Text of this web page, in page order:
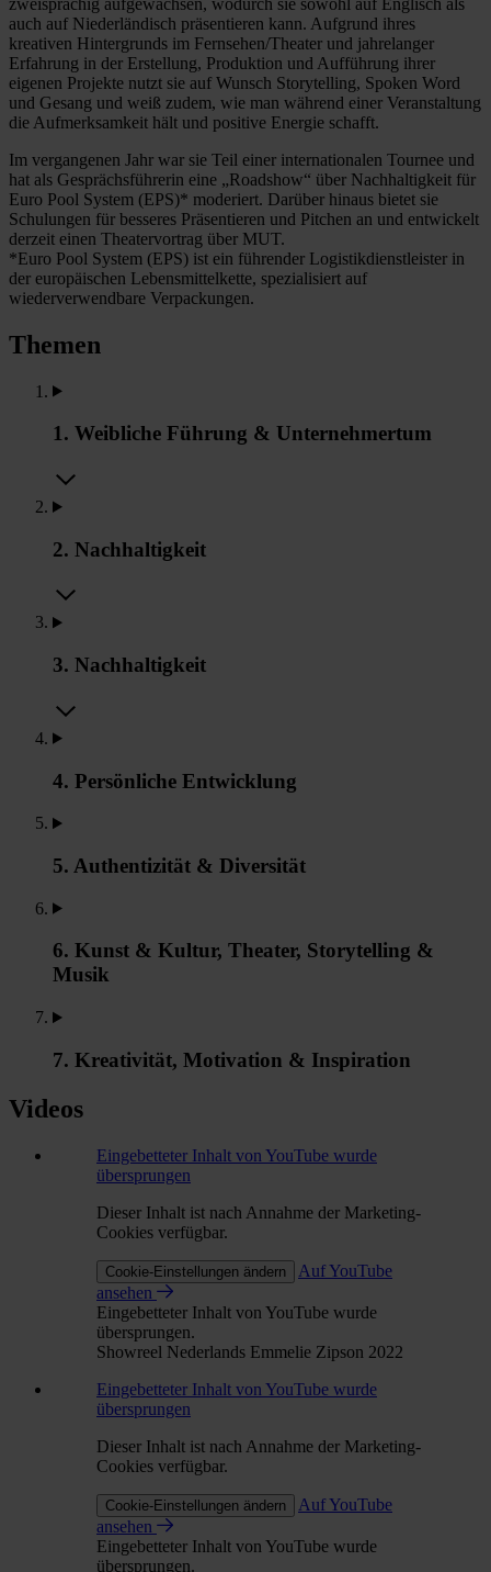
auch auf Niederländisch präsentieren kann. Aufgrund ihres
kreativen Hintergrunds im Fernsehen/Theater und jahrelanger
Erfahrung in der Erstellung, Produktion und Aufführung ihrer
eigenen Projekte nutzt sie auf Wunsch Storytelling, Spoken Word
und Gesang und weiß zudem, wie man während einer Veranstaltung
die Aufmerksamkeit hält und positive Energie schafft.
Im vergangenen Jahr war sie Teil einer internationalen Tournee und
hat als Gesprächsführerin eine „Roadshow“ über Nachhaltigkeit für
Euro Pool System (EPS)* moderiert. Darüber hinaus bietet sie
Schulungen für besseres Präsentieren und Pitchen an und entwickelt
derzeit einen Theatervortrag über MUT.
*Euro Pool System (EPS) ist ein führender Logistikdienstleister in
der europäischen Lebensmittelkette, spezialisiert auf
wiederverwendbare Verpackungen.
Themen
1. Weibliche Führung & Unternehmertum
2. Nachhaltigkeit
3. Nachhaltigkeit
4. Persönliche Entwicklung
5. Authentizität & Diversität
6. Kunst & Kultur, Theater, Storytelling &
Musik
7. Kreativität, Motivation & Inspiration
Videos
Eingebetteter Inhalt von YouTube wurde
übersprungen
Dieser Inhalt ist nach Annahme der Marketing-
Cookies verfügbar.
Cookie-Einstellungen ändern
Auf YouTube
ansehen
Eingebetteter Inhalt von YouTube wurde
übersprungen.
Showreel Nederlands Emmelie Zipson 2022
Eingebetteter Inhalt von YouTube wurde
übersprungen
Dieser Inhalt ist nach Annahme der Marketing-
Cookies verfügbar.
Cookie-Einstellungen ändern
Auf YouTube
ansehen
Eingebetteter Inhalt von YouTube wurde
übersprungen.